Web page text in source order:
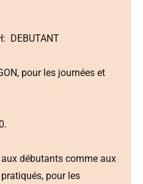
DEBUTANT
pour les journées et
débutants comme aux
pour les